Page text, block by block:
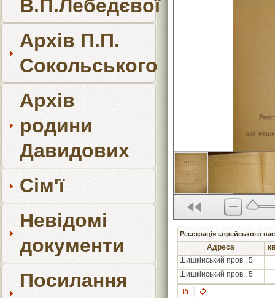
В.П.Лебедєвої
Архів П.П.
Сокольського
Архів
родини
Давидових
Сім'ї
Невідомі
документи
Посилання
Реєстрація єврейського
Адреса
Шишкінський пров., 5
Шишкінський пров., 5